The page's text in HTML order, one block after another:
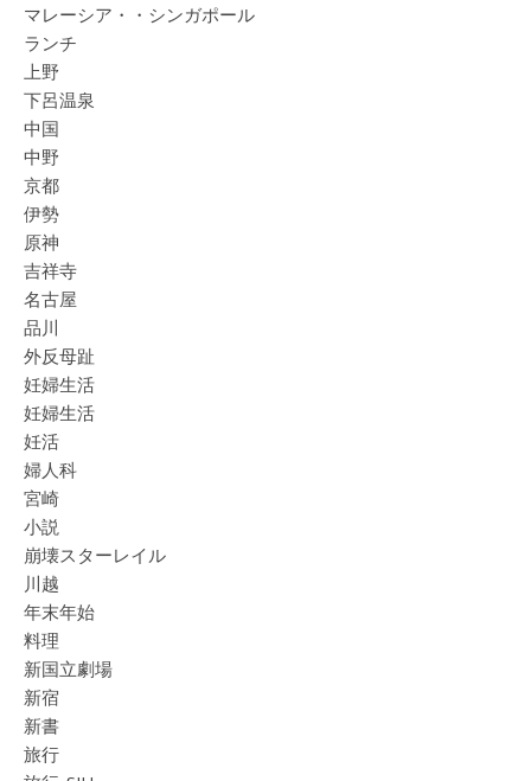
マレーシア・・シンガポール
ランチ
上野
下呂温泉
中国
中野
京都
伊勢
原神
吉祥寺
名古屋
品川
外反母趾
妊婦生活
妊婦生活
妊活
婦人科
宮崎
小説
崩壊スターレイル
川越
年末年始
料理
新国立劇場
新宿
新書
旅行